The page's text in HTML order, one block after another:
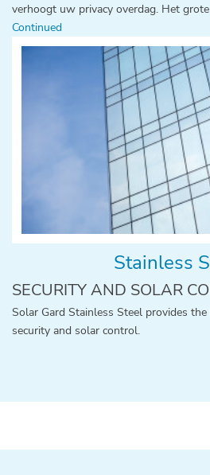
verhoogt uw privacy overdag. Het
Continued
Stainless
SECURITY AND SOLAR
Solar Gard Stainless Steel provides
security and solar control.